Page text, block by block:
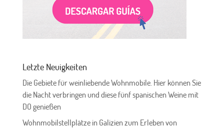
Letzte Neuigkeiten
Die Gebiete für weinliebende Wohnmobile. Hier können Sie
die Nacht verbringen und diese fünf spanischen Weine mit
DO genießen
Wohnmobilstellplätze in Galizien zum Erleben von